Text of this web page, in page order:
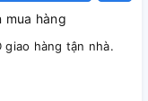
mua hàng
giao hàng tận nhà.